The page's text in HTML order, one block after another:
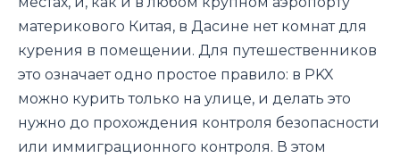
материкового Китая, в Дасине нет комнат для
курения в помещении. Для путешественников
это означает одно простое правило: в PKX
можно курить только на улице, и делать это
нужно до прохождения контроля безопасности
или иммиграционного контроля. В этом